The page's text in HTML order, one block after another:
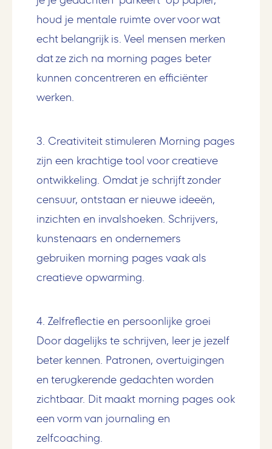
houd je mentale ruimte over voor wat
echt belangrijk is. Veel mensen merken
dat ze zich na morning pages beter
kunnen concentreren en efficiënter
werken.
3. Creativiteit stimuleren Morning pages
zijn een krachtige tool voor creatieve
ontwikkeling. Omdat je schrijft zonder
censuur, ontstaan er nieuwe ideeën,
inzichten en invalshoeken. Schrijvers,
kunstenaars en ondernemers
gebruiken morning pages vaak als
creatieve opwarming.
4. Zelfreflectie en persoonlijke groei
Door dagelijks te schrijven, leer je jezelf
beter kennen. Patronen, overtuigingen
en terugkerende gedachten worden
zichtbaar. Dit maakt morning pages ook
een vorm van journaling en
zelfcoaching.